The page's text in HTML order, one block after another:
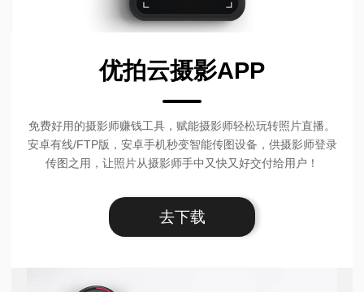
优拍云摄影APP
免费好用的摄影师赚钱工具，赋能摄影师轻松玩转照片直播。
安卓有线/FTP版，安卓手机秒变智能传图设备，供摄影师登录
传图之用，让照片从摄影师手中又快又好交付给用户！
去下载